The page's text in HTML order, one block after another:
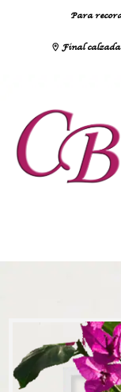
Para
Final calzada